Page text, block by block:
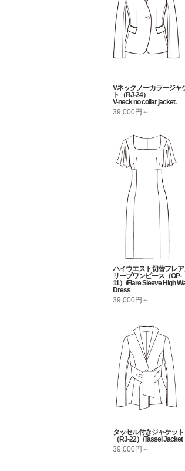
Vネックノーカラージャ
ト（RJ-24）
V-neck no collar jacket.
39,000円～
ハイウエスト切替フレ
リーブワンピース（OP-
11）/Flare Sleeve High
Dress
39,000円～
タッセル付きジャケット
（RJ-22）/Tassel Jacket
39,000円～